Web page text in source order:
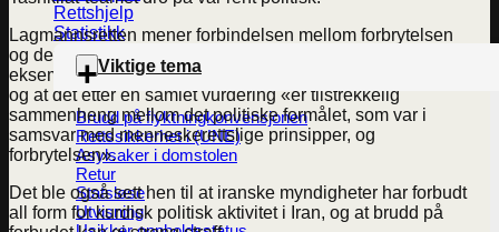
Rettshjelp
Statistikk
Viktige tema
Brudd på flyktningkonvensjonen
Rettssikkerhet i (UNE)
Asylsaker i domstolen
Retur
Statsløse
Utvisning
Lagmannsretten mener forbindelsen mellom forbrytelsen
og det politiske motivet ikke er brutt ved at handlingen for
eksempel hadde påregnelig tap av tilfeldige menneskeliv,
og at det etter en samlet vurdering «er tilstrekkelig
sammenheng mellom det politiske formålet, som var i
samsvar med menneskerettslige prinsipper, og
forbrytelsen».
Det ble også sett hen til at iranske myndigheter har forbudt
all form for kurdisk politisk aktivitet i Iran, og at brudd på